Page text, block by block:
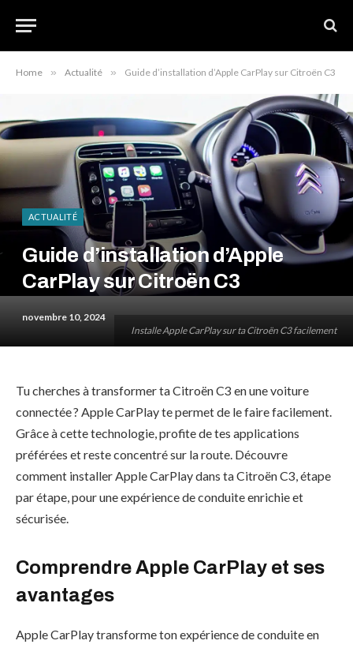
Home » Actualité » Guide d’installation d’Apple CarPlay sur Citroën C3
Installe Apple CarPlay sur ta Citroën C3 facilement
ACTUALITÉ
Guide d’installation d’Apple
CarPlay sur Citroën C3
novembre 10, 2024
Tu cherches à transformer ta Citroën C3 en une voiture
connectée ? Apple CarPlay te permet de le faire facilement.
Grâce à cette technologie, profite de tes applications
préférées et reste concentré sur la route. Découvre
comment installer Apple CarPlay dans ta Citroën C3, étape
par étape, pour une expérience de conduite enrichie et
sécurisée.
Comprendre Apple CarPlay et ses
avantages
Apple CarPlay transforme ton expérience de conduite en